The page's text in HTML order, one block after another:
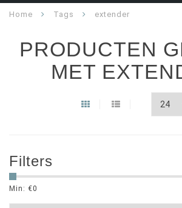
Home Tags extender
PRODUCTEN
MET
Filters
Min: €0